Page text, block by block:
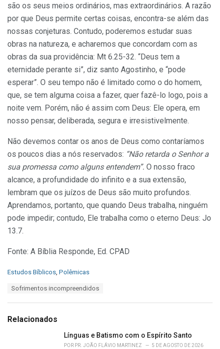
são os seus meios ordinários, mas extraordinários. A razão
por que Deus permite certas coisas, encontra-se além das
nossas conjeturas. Contudo, poderemos estudar suas
obras na natureza, e acharemos que concordam com as
obras da sua providência: Mt 6.25-32. “Deus tem a
eternidade perante si”, diz santo Agostinho, e “pode
esperar”. O seu tempo não é limitado como o do homem,
que, se tem alguma coisa a fazer, quer fazê-lo logo, pois a
noite vem. Porém, não é assim com Deus: Ele opera, em
nosso pensar, deliberada, segura e irresistivelmente.
Não devemos contar os anos de Deus como contaríamos
os poucos dias a nós reservados: “Não retarda o Senhor a
sua promessa como alguns entendem”. O nosso fraco
alcance, a profundidade do infinito e a sua extensão,
lembram que os juízos de Deus são muito profundos.
Aprendamos, portanto, que quando Deus trabalha, ninguém
pode impedir; contudo, Ele trabalha como o eterno Deus: Jo
13.7.
Fonte: A Bíblia Responde, Ed. CPAD
C
o
r
Estudos Bíblicos Polêmicas
:
Sofrimentos incompreendidos
Relacionados
Línguas e Batismo com o Espírito Santo
POR PR. JOÃO FLÁVIO MARTINEZ 5 DE AGOSTO DE 2026